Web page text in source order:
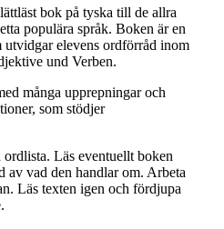
bok på tyska till de allra
populära språk. Boken är en
utvidgar elevens ordförråd inom
und Verben.
många upprepningar och
som stödjer
Läs eventuellt boken
av vad den handlar om. Arbeta
Läs texten igen och fördjupa